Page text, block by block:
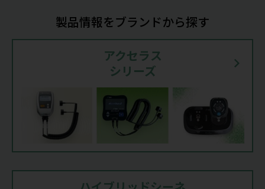
製品情報をブランドから探す
アクセラス
シリーズ